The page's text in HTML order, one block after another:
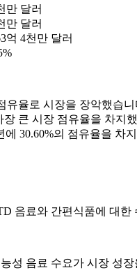
만 달러
만 달러
억 4천만 달러
유율로 시장을 장악했습니
장 큰 시장 점유율을 차지
에 30.60%의 점유율을 차
음료와 간편식품에 대
성 음료 수요가 시장 성